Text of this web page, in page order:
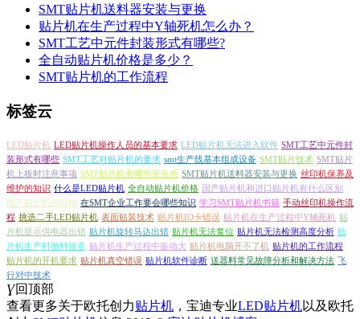
SMT贴片机送料器安装与更换
贴片机在生产过程中Y轴死机怎么办？
SMT工艺中元件封装形式有哪些?
全自动贴片机价格是多少？
SMT贴片机的工作流程
标签云
LED贴片机 LED贴片机操作人员的基本要求 LED贴片机无法进入软件 SMT工艺中元件封
装形式有哪些 SMT工艺对贴片机的要求 smt生产线基本组成设备 SMT贴片技术 SMT贴片
机上板时注意事项 SMT贴片机有哪些安全色 SMT贴片机送料器安装与更换 丝印机保养及
维护的知识 什么是LED贴片机 全自动贴片机价格 国产贴片机和进口贴片机有什么区别
国产贴片机的价格 在SMT企业工作要会哪些知识 学习SMT贴片机书籍 手动丝印机操作流
程 挑选二手LED贴片机 表面贴装技术 贴片机IO卡错误 贴片机在生产过程中Y轴死机 贴
片机提示供电器出错 贴片机旋转马达出错 贴片机无法复位 贴片机无法检测高度分析 贴
片机生产时抛料较多 贴片机生产过程中振动大 贴片机电脑开不了机 贴片机的工作流程
贴片机的开机要求 贴片机真空错误 贴片机软件诊断 送器料常见故障分析和解决方法
飞
行对中技术
Ɣ回顶部
查看更多关于欧托创力贴片机 ，宝迪专业LED贴片机以及欧托